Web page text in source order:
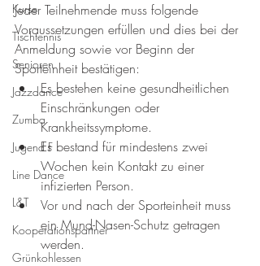
Kurse
Tischtennis
Senioren
Jazzdance
Zumba
Jugend F
Line Dance
L&T
Kooperationspartner
Grünkohlessen
Jeder Teilnehmende muss folgende
Voraussetzungen erfüllen und dies bei der
Anmeldung sowie vor Beginn der
Sporteinheit bestätigen:
Es bestehen keine gesundheitlichen
Einschränkungen oder
Krankheitssymptome.
Es bestand für mindestens zwei
Wochen kein Kontakt zu einer
infizierten Person.
Vor und nach der Sporteinheit muss
ein Mund-Nasen-Schutz getragen
werden.